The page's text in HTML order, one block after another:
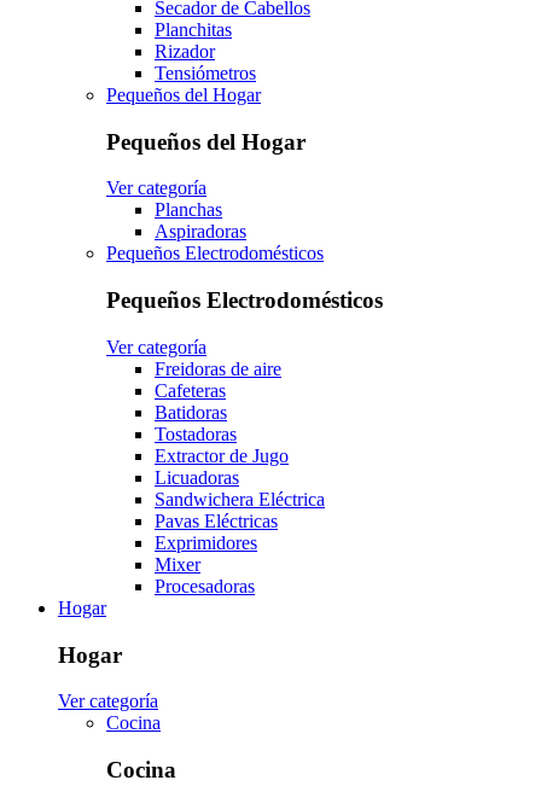
Secador de Cabellos
Planchitas
Rizador
Tensiómetros
Pequeños del Hogar
Pequeños del Hogar
Ver categoría
Planchas
Aspiradoras
Pequeños Electrodomésticos
Pequeños Electrodomésticos
Ver categoría
Freidoras de aire
Cafeteras
Batidoras
Tostadoras
Extractor de Jugo
Licuadoras
Sandwichera Eléctrica
Pavas Eléctricas
Exprimidores
Mixer
Procesadoras
Hogar
Hogar
Ver categoría
Cocina
Cocina